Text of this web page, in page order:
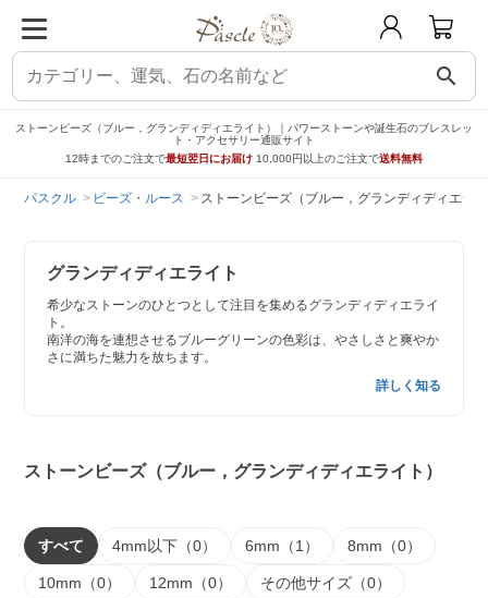
search
ストーンビーズ（ブルー，グランディディエライト）｜パワーストーンや誕生石のブレスレッ
ト・アクセサリー通販サイト
12時までのご注文で最短翌日にお届け 10,000円以上のご注文で送料無料
パスクル ビーズ・ルース ストーンビーズ（ブルー，グランディディエラ
グランディディエライト
希少なストーンのひとつとして注目を集めるグランディディエライ
ト。
南洋の海を連想させるブルーグリーンの色彩は、やさしさと爽やか
さに満ちた魅力を放ちます。
詳しく知る
ストーンビーズ（ブルー，グランディディエライト）
すべて 4mm以下（0） 6mm（1） 8mm（0）
10mm（0） 12mm（0） その他サイズ（0）